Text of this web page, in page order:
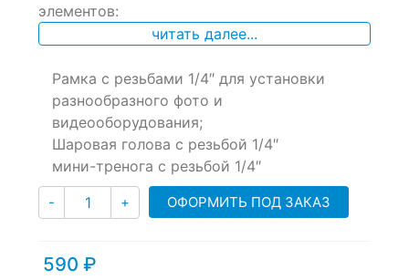
based
ratings
элементов:
читать далее...
Рамка с резьбами 1/4″ для установки
разнообразного фото и
видеооборудования;
Шаровая голова с резьбой 1/4″
мини-тренога с резьбой 1/4″
- Количество
+ ОФОРМИТЬ ПОД ЗАКАЗ
590 ₽